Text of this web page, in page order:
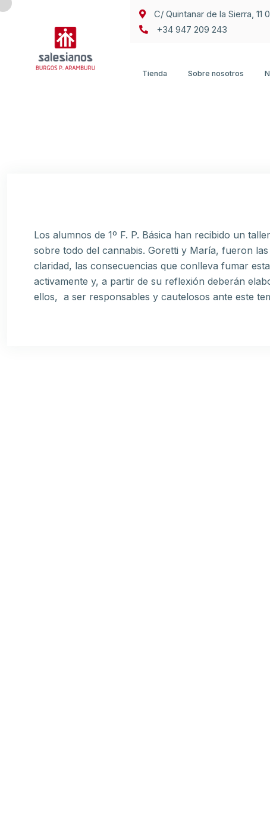
C/ Quintanar de la Sierra, 11
+34 947 209 243
Tienda Sobre nosotros
Los alumnos de 1º F. P. Básica han recibido un
sobre todo del cannabis. Goretti y María, fueron
claridad, las consecuencias que conlleva fumar
activamente y, a partir de su reflexión deberán
ellos, a ser responsables y cautelosos ante este